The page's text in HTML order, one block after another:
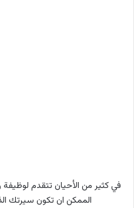
‏في كثير من الأحيان تتقدم
الممكن ان تكون سيرتك